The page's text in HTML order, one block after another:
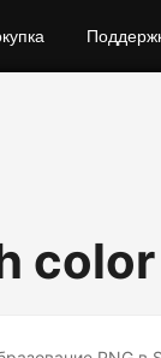
color